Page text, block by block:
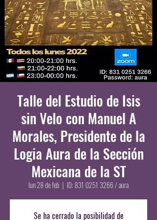
Talle del Estudio de Isis
sin Velo con Manuel A
Morales, Presidente de la
Logia Aura de la Sección
Mexicana de la ST
lun 28 de feb
  |
ID: 831 0251 3266 / aura
Se ha cerrado la posibilidad de